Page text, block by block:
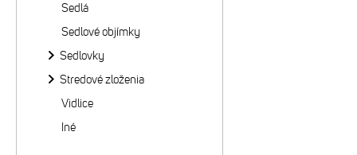
Sedlá
Sedlové objímky
Sedlovky
Stredové zloženia
Vidlice
Iné